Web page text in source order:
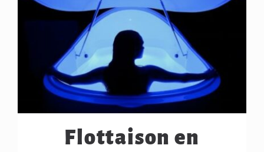
Flottaison en